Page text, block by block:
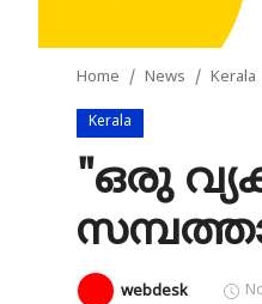
Business
Classifieds
Education
Entertainment
Home News Kerala
Kerala
"ഒരു
webdesk